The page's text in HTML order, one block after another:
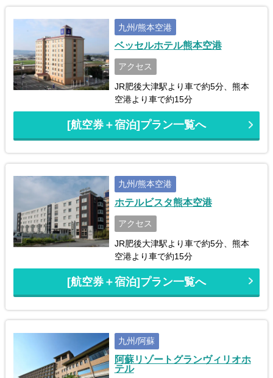
九州/熊本空港
ベッセルホテル熊本空港
アクセス
JR肥後大津駅より車で約5分、熊本
空港より車で約15分
[航空券＋宿泊]プラン一覧へ
九州/熊本空港
ホテルビスタ熊本空港
アクセス
JR肥後大津駅より車で約5分、熊本
空港より車で約15分
[航空券＋宿泊]プラン一覧へ
九州/阿蘇
阿蘇リゾートグランヴィリオホ
テル